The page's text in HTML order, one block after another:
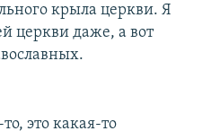
крыла церкви. Я
церкви даже, а вот
это какая-то